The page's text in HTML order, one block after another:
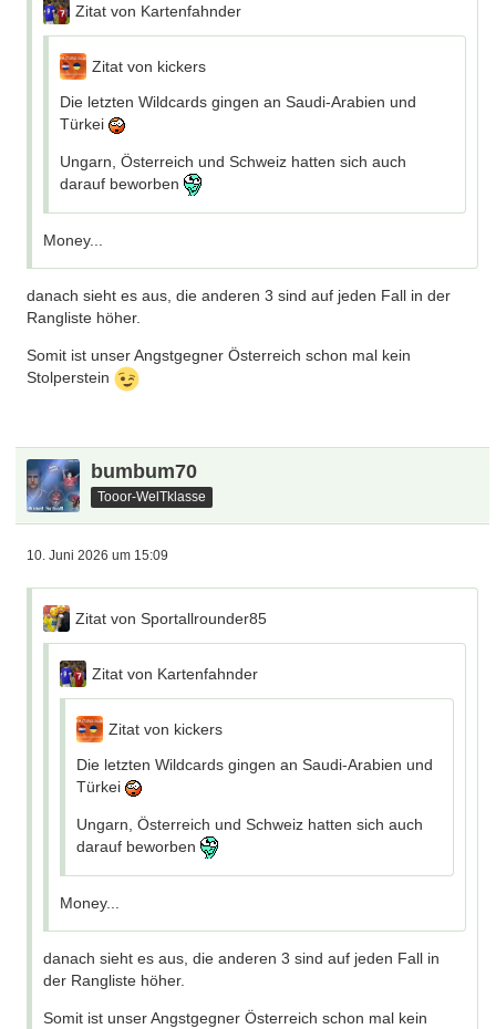
Zitat von Kartenfahnder
Zitat von kickers
Die letzten Wildcards gingen an Saudi-Arabien und
Türkei
Ungarn, Österreich und Schweiz hatten sich auch
darauf beworben
Money...
danach sieht es aus, die anderen 3 sind auf jeden Fall in der
Rangliste höher.
Somit ist unser Angstgegner Österreich schon mal kein
Stolperstein
bumbum70
Tooor-WelTklasse
10. Juni 2026 um 15:09
Zitat von Sportallrounder85
Zitat von Kartenfahnder
Zitat von kickers
Die letzten Wildcards gingen an Saudi-Arabien und
Türkei
Ungarn, Österreich und Schweiz hatten sich auch
darauf beworben
Money...
danach sieht es aus, die anderen 3 sind auf jeden Fall in
der Rangliste höher.
Somit ist unser Angstgegner Österreich schon mal kein